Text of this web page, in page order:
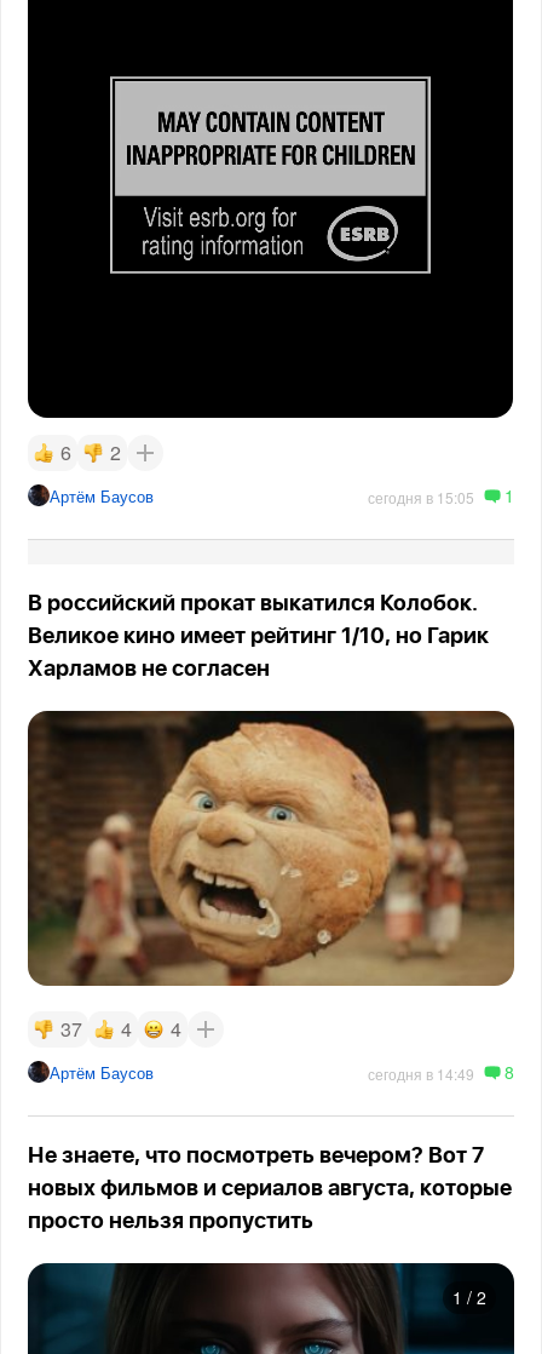
6 2
Артём Баусов сегодня в 15:05 1
В российский прокат выкатился Колобок.
Великое кино имеет рейтинг 1/10, но Гарик
Харламов не согласен
37 4 4
Артём Баусов сегодня в 14:49 8
Не знаете, что посмотреть вечером? Вот 7
новых фильмов и сериалов августа, которые
просто нельзя пропустить
1 / 2